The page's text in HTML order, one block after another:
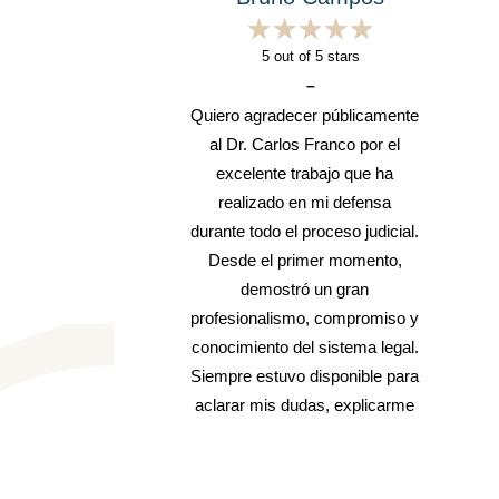
★★★★★
★★★★★
5out of 5 stars
–
Quiero agradecer públicamente
al Dr. Carlos Franco por el
excelente trabajo que ha
realizado en mi defensa
durante todo el proceso judicial.
Desde el primer momento,
demostró un gran
profesionalismo, compromiso y
conocimiento del sistema legal.
Siempre estuvo disponible para
aclarar mis dudas, explicarme
AEA INTERNATIONAL
tiene un origen
Grupo Salud y
Badajoz
Asociación deportiva,
eventos deportivos de carácter
Visite su web